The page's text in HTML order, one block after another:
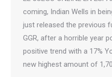
coming, Indian Wells in
just released the previous
GGR, after a horrible year
positive trend with a 17%
new highest amount of